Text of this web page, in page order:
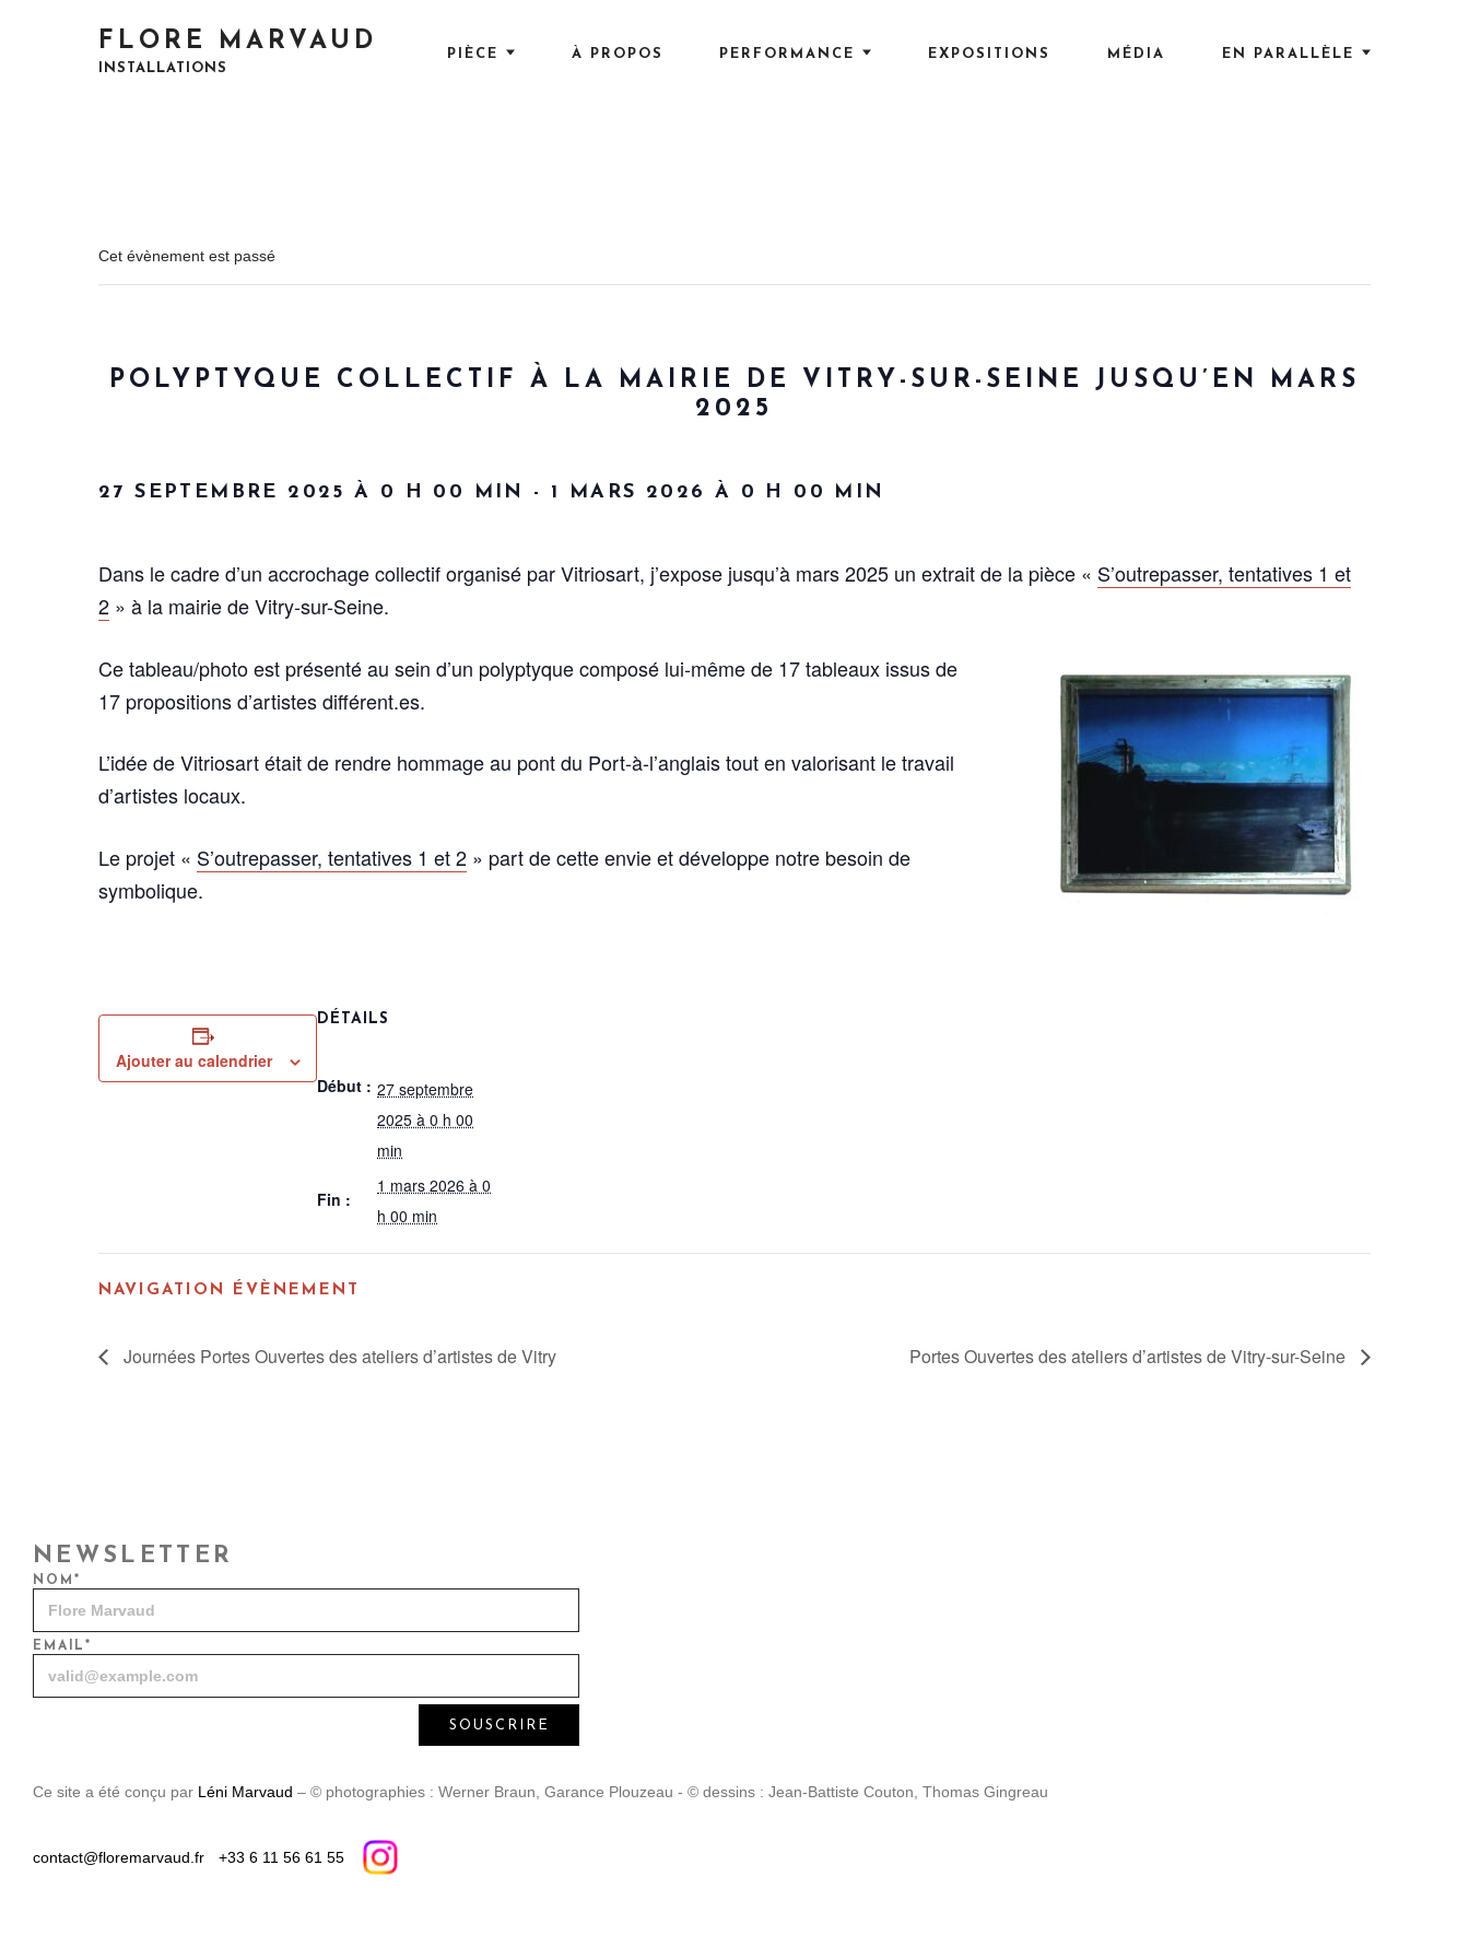
FLORE MARVAUD
INSTALLATIONS
PIÈCE À PROPOS PERFORMANCE EXPOSITIONS MÉDIA EN PARALLÈLE
Cet évènement est passé
POLYPTYQUE COLLECTIF À LA MAIRIE DE VITRY-SUR-SEINE JUSQU’EN MARS
2025
27 SEPTEMBRE 2025 À 0 H 00 MIN - 1 MARS 2026 À 0 H 00 MIN
Dans le cadre d’un accrochage collectif organisé par Vitriosart, j’expose jusqu’à mars 2025 un extrait de la pièce « S’outrepasser, tentatives 1 et
2 » à la mairie de Vitry-sur-Seine.
Ce tableau/photo est présenté au sein d’un polyptyque composé lui-même de 17 tableaux issus de
17 propositions d’artistes différent.es.
L’idée de Vitriosart était de rendre hommage au pont du Port-à-l’anglais tout en valorisant le travail
d’artistes locaux.
Le projet « S’outrepasser, tentatives 1 et 2 » part de cette envie et développe notre besoin de
symbolique.
Ajouter au calendrier
DÉTAILS
Début : 27 septembre
2025 à 0 h 00
min
Fin :
1 mars 2026 à 0
h 00 min
NAVIGATION ÉVÈNEMENT
Journées Portes Ouvertes des ateliers d’artistes de Vitry Portes Ouvertes des ateliers d’artistes de Vitry-sur-Seine
NEWSLETTER
NOM*
EMAIL*
Ce site a été conçu par Léni Marvaud ‒ © photographies : Werner Braun, Garance Plouzeau - © dessins : Jean-Battiste Couton, Thomas Gingreau
contact@floremarvaud.fr +33 6 11 56 61 55